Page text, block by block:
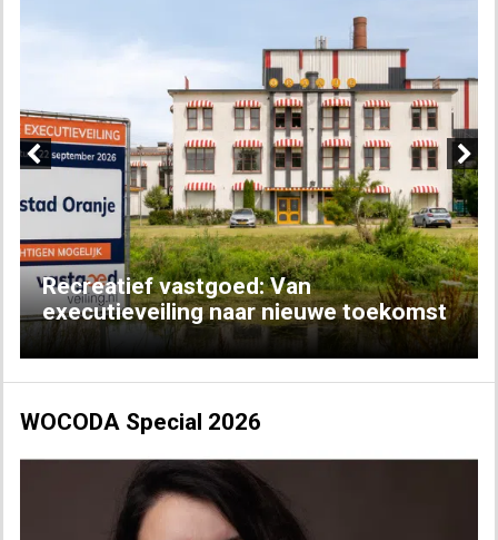
Recreatief vastgoed: Van
executieveiling naar nieuwe toekomst
Next
WOCODA Special 2026